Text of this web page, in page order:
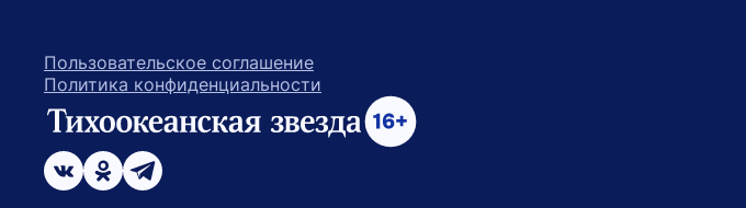
Пользовательское соглашение
Политика конфиденциальности
ссылка на главную
возрастное ограничение 16+
ссылка на страницу в Вконтакте
ссылка на страницу в Одноклассниках
ссылка на канал в Телеграмм